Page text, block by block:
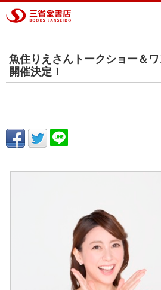
魚住りえさんトークショー＆
開催決定！